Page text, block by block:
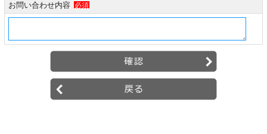
お問い合わせ内容 必須
ミュート
楽器ケース＆ケースカバー
楽器スタンド